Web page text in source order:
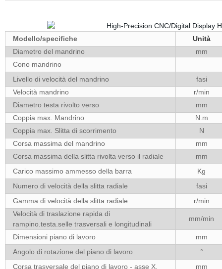
Modello/specifiche
Unità
Diametro del mandrino
mm
Cono mandrino
Livello di velocità del mandrino
fasi
Velocità mandrino
r/min
Diametro testa rivolto verso
mm
Coppia max. Mandrino
N.m
Coppia max. Slitta di scorrimento
N
Corsa massima del mandrino
mm
Corsa massima della slitta rivolta verso il radiale
mm
Carico massimo ammesso della barra
Kg
Numero di velocità della slitta radiale
fasi
Gamma di velocità della slitta radiale
r/min
Velocità di traslazione rapida di
rampino.testa.selle trasversali e longitudinali
mm/min
Dimensioni piano di lavoro
mm
Angolo di rotazione del piano di lavoro
°
Corsa trasversale del piano di lavoro - asse X.
mm